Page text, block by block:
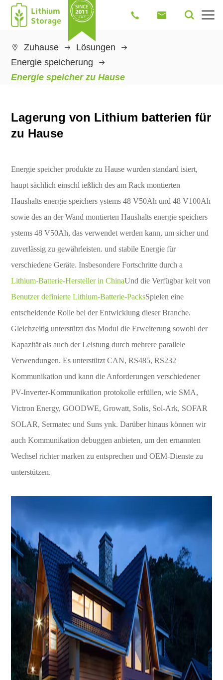
   
 Zuhause
Lösungen
Energie speicherung
Energie speicher zu Hause
Lagerung von Lithium batterien für
zu Hause
Energie speicher produkte zu Hause wurden standard isiert,
haupt sächlich einschl ießlich des am Rack montierten
Haushalts energie speichers ystems 48 V50Ah und 48 V100Ah
sowie des an der Wand montierten Haushalts energie speichers
ystems 48 V50Ah, das verwendet werden kann, um sicher und
zuverlässig zu gewährleisten. und stabile Energie für
verschiedene Geräte. Insbesondere Fortschritte durch a
Lithium-Batterie-Hersteller in ChinaUnd die Verfügbar keit von
Benutzer definierte Lithium-Batterie-PacksSpielen eine
entscheidende Rolle bei der Entwicklung dieser Branche.
Gleichzeitig unterstützt das Modul die Erweiterung sowohl der
Kapazität als auch der Leistung durch mehrere parallele
Verwendungen. Es unterstützt CAN, RS485, RS232
Kommunikation und kann die Anforderungen verschiedener
PV-Inverter-Kommunikation protokolle erfüllen, wie SMA,
Victron Energy, GOODWE, Growatt, Solis, Sol-Ark, SOFAR
SOLAR, Sermatec und Suns ynk. Darüber hinaus können wir
auch Kommunikation debuggen anbieten, um den ernannten
Wechsel richter marken zu entsprechen und OEM-Dienste zu
unterstützen.